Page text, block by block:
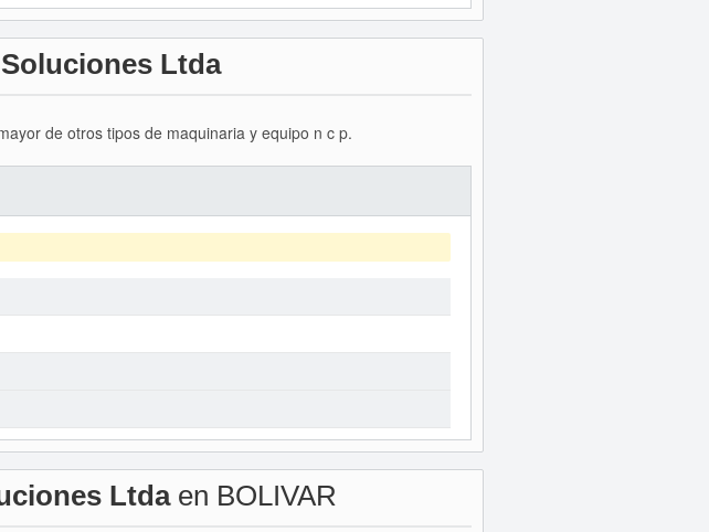
Ltda
de otros tipos de maquinaria y equipo n c p.
Ltdaen BOLIVAR